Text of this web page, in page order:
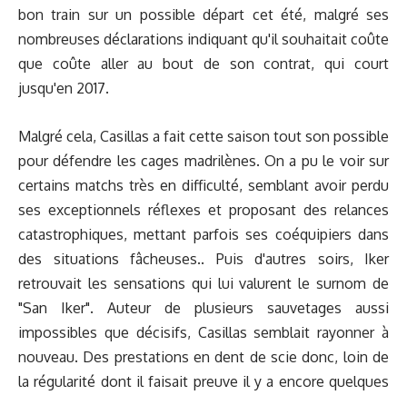
bon train sur un possible départ cet été, malgré ses
nombreuses déclarations indiquant qu'il souhaitait coûte
que coûte aller au bout de son contrat, qui court
jusqu'en 2017.
Malgré cela, Casillas a fait cette saison tout son possible
pour défendre les cages madrilènes. On a pu le voir sur
certains matchs très en difficulté, semblant avoir perdu
ses exceptionnels réflexes et proposant des relances
catastrophiques, mettant parfois ses coéquipiers dans
des situations fâcheuses.. Puis d'autres soirs, Iker
retrouvait les sensations qui lui valurent le surnom de
"San Iker". Auteur de plusieurs sauvetages aussi
impossibles que décisifs, Casillas semblait rayonner à
nouveau. Des prestations en dent de scie donc, loin de
la régularité dont il faisait preuve il y a encore quelques